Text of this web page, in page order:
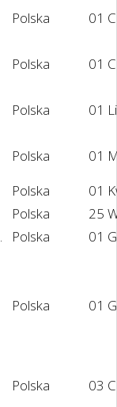
Polska 01
Polska 01
Polska 01
Polska
01
Polska
01
Polska
25
Polska 01
Polska 01
Polska
03